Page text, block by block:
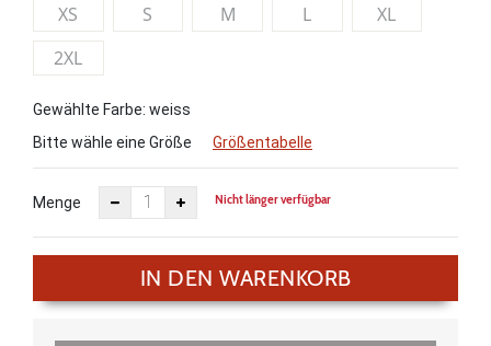
XS S M L
XL
2XL
Gewählte Farbe: weiss
Bitte wähle eine Größe
Größentabelle
Menge Nicht länger verfügbar
IN DEN WARENKORB